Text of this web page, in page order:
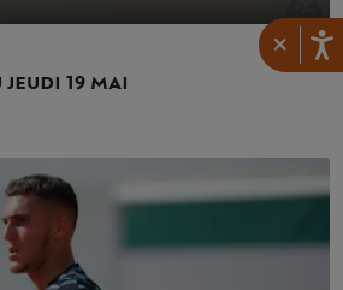
×
19 mai